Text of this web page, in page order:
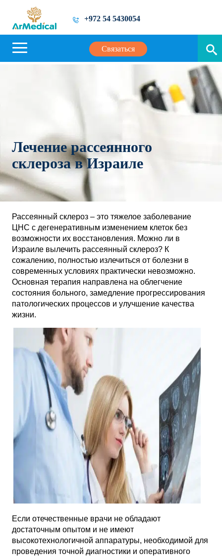
+972 54 5430054
Связаться
Лечение рассеянного
склероза в Израиле
Рассеянный склероз – это тяжелое заболевание
ЦНС с дегенеративным изменением клеток без
возможности их восстановления. Можно ли в
Израиле вылечить рассеянный склероз? К
сожалению, полностью излечиться от болезни в
современных условиях практически невозможно.
Основная терапия направлена на облегчение
состояния больного, замедление прогрессирования
патологических процессов и улучшение качества
жизни.
Если отечественные врачи не обладают
достаточным опытом и не имеют
высокотехнологичной аппаратуры, необходимой для
проведения точной диагностики и оперативного